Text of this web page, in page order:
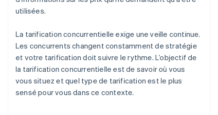
utilisées.
La tarification concurrentielle exige une veille continue.
Les concurrents changent constamment de stratégie
et votre tarification doit suivre le rythme. L’objectif de
la tarification concurrentielle est de savoir où vous
vous situez et quel type de tarification est le plus
sensé pour vous dans ce contexte.